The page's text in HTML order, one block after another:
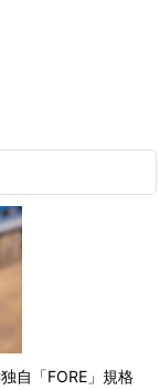
自「FORE」規格